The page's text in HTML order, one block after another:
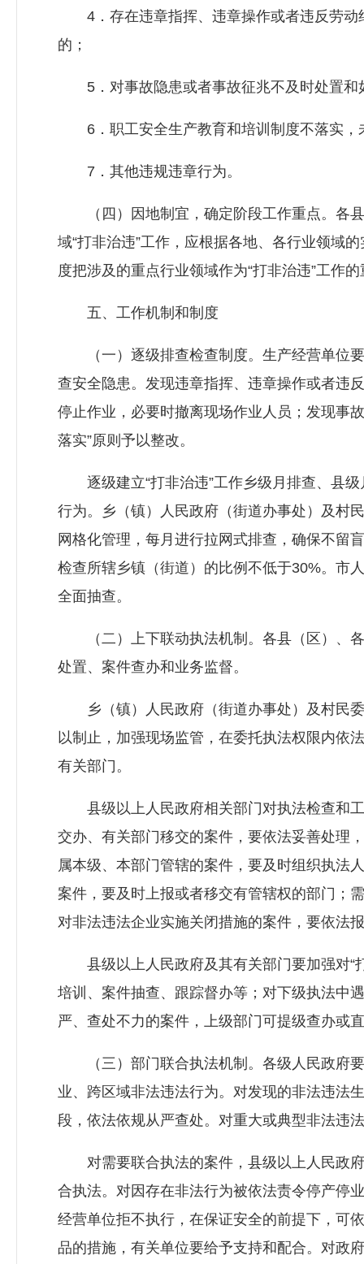
4．存在违章指挥、违章操作或者违反劳动
的；
5．对事故隐患或者事故征兆不及时处置和
6．职工安全生产教育和培训制度不落实，
7．其他违规违章行为。
（四）因地制宜，确定阶段工作重点。各县
域“打非治违”工作，应根据各地、各行业领域
度把涉及的重点行业领域作为“打非治违”工作
五、工作机制和制度
（一）逐级排查检查制度。生产经营单位要
查安全隐患。发现违章指挥、违章操作或者违
停止作业，必要时撤离现场作业人员；发现事
落实”原则予以整改。
逐级建立“打非治违”工作乡级月排查、县级
行为。乡（镇）人民政府（街道办事处）及村
网格化管理，每月进行拉网式排查，确保不留
检查所辖乡镇（街道）的比例不低于30%。市
全面抽查。
（二）上下联动执法机制。各县（区）、各
处置、案件查办和业务监督。
乡（镇）人民政府（街道办事处）及村民委
以制止，加强现场监管，在委托执法权限内依
有关部门。
县级以上人民政府相关部门对执法检查和工
交办、有关部门移交的案件，要依法妥善处理
属本级、本部门管辖的案件，要及时组织执法
案件，要及时上报或者移交有管辖权的部门；
对非法违法企业实施关闭措施的案件，要依法
县级以上人民政府及其有关部门要加强对“
培训、案件抽查、跟踪督办等；对下级执法中
严、查处不力的案件，上级部门可提级查办或
（三）部门联合执法机制。各级人民政府要
业、跨区域非法违法行为。对发现的非法违法
段，依法依规从严查处。对重大或典型非法违
对需要联合执法的案件，县级以上人民政府
合执法。对因存在非法行为被依法责令停产停
经营单位拒不执行，在保证安全的前提下，可
品的措施，有关单位要给予支持和配合。对政